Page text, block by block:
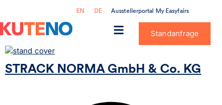
EN DE Ausstellerportal My Easyfairs
Standanfrage
STRACK NORMA GmbH & Co. KG